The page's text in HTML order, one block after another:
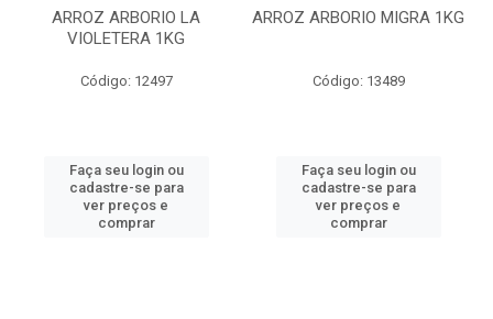
ARROZ ARBORIO LA
VIOLETERA 1KG
Código: 12497
Faça seu login ou
cadastre-se para
ver preços e
comprar
ARROZ ARBORIO MIGRA 1KG
Código: 13489
Faça seu login ou
cadastre-se para
ver preços e
comprar